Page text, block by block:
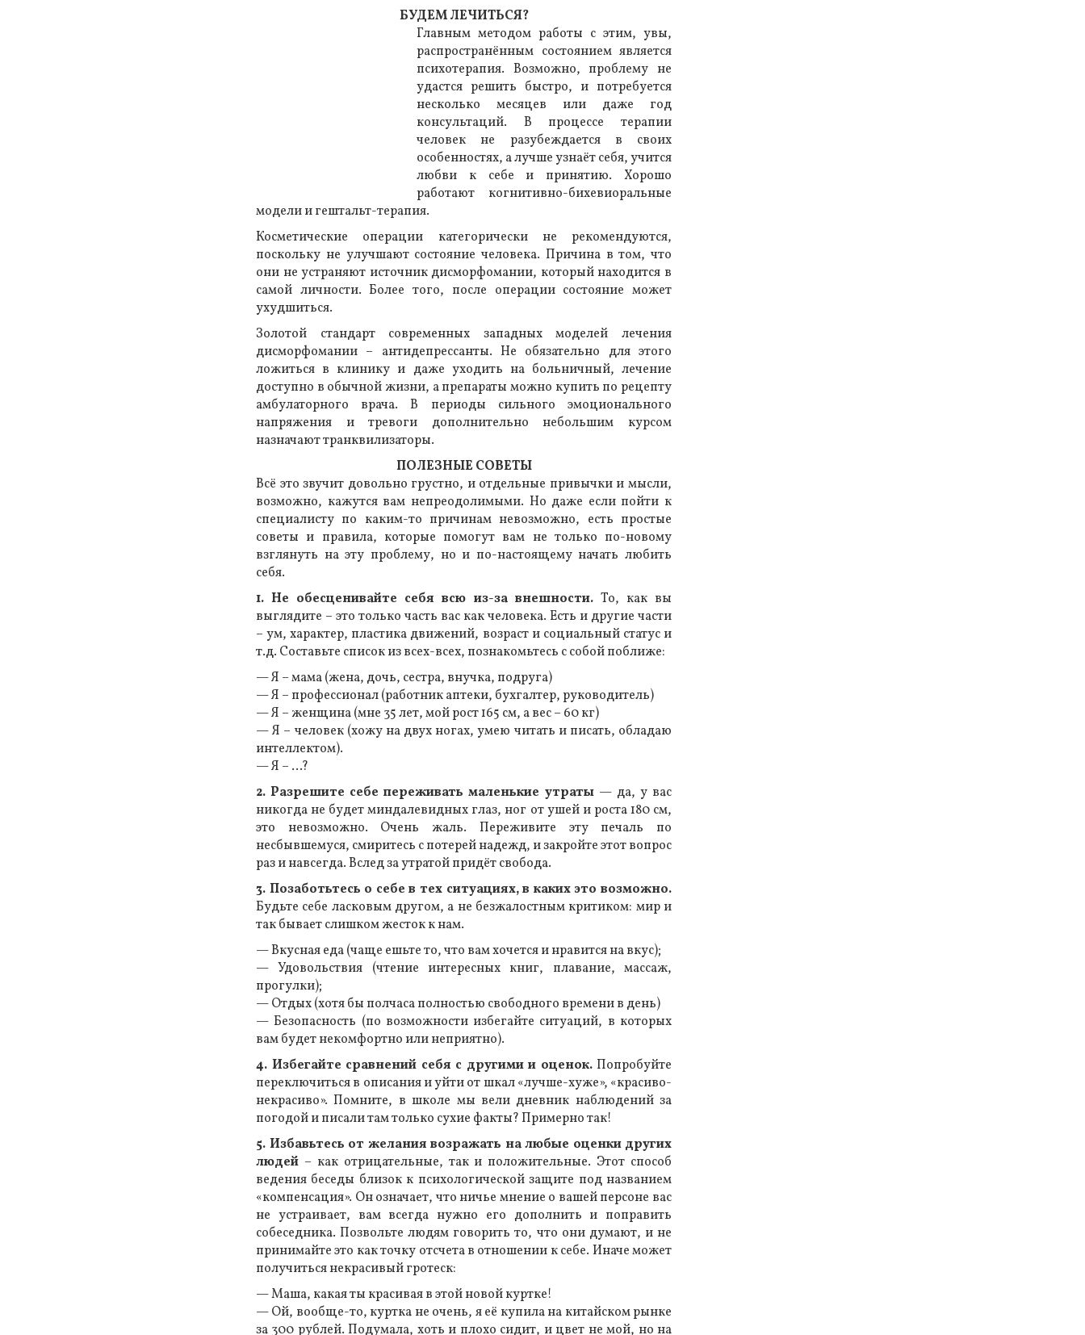
БУДЕМ ЛЕЧИТЬСЯ?
Главным методом работы с этим, увы,
распространённым состоянием является
психотерапия. Возможно, проблему не
удастся решить быстро, и потребуется
несколько месяцев или даже год
консультаций. В процессе терапии
человек не разубеждается в своих
особенностях, а лучше узнаёт себя, учится
любви к себе и принятию. Хорошо
работают когнитивно-бихевиоральные
модели и гештальт-терапия.
Косметические операции категорически не рекомендуются,
поскольку не улучшают состояние человека. Причина в том, что
они не устраняют источник дисморфомании, который находится в
самой личности. Более того, после операции состояние может
ухудшиться.
Золотой стандарт современных западных моделей лечения
дисморфомании – антидепрессанты. Не обязательно для этого
ложиться в клинику и даже уходить на больничный, лечение
доступно в обычной жизни, а препараты можно купить по рецепту
амбулаторного врача. В периоды сильного эмоционального
напряжения и тревоги дополнительно небольшим курсом
назначают транквилизаторы.
ПОЛЕЗНЫЕ СОВЕТЫ
Всё это звучит довольно грустно, и отдельные привычки и мысли,
возможно, кажутся вам непреодолимыми. Но даже если пойти к
специалисту по каким-то причинам невозможно, есть простые
советы и правила, которые помогут вам не только по-новому
взглянуть на эту проблему, но и по-настоящему начать любить
себя.
1. Не обесценивайте себя всю из-за внешности.То, как вы
выглядите – это только часть вас как человека. Есть и другие части
– ум, характер, пластика движений, возраст и социальный статус и
т.д. Составьте список из всех-всех, познакомьтесь с собой поближе:
— Я – мама (жена, дочь, сестра, внучка, подруга)
— Я – профессионал (работник аптеки, бухгалтер, руководитель)
— Я – женщина (мне 35 лет, мой рост 165 см, а вес – 60 кг)
— Я – человек (хожу на двух ногах, умею читать и писать, обладаю
интеллектом).
— Я – …?
2. Разрешите себе переживать маленькие утраты — да, у вас
никогда не будет миндалевидных глаз, ног от ушей и роста 180 см,
это невозможно. Очень жаль. Переживите эту печаль по
несбывшемуся, смиритесь с потерей надежд, и закройте этот вопрос
раз и навсегда. Вслед за утратой придёт свобода.
3. Позаботьтесь о себе в тех ситуациях, в каких это возможно.
Будьте себе ласковым другом, а не безжалостным критиком: мир и
так бывает слишком жесток к нам.
— Вкусная еда (чаще ешьте то, что вам хочется и нравится на вкус);
— Удовольствия (чтение интересных книг, плавание, массаж,
прогулки);
— Отдых (хотя бы полчаса полностью свободного времени в день)
— Безопасность (по возможности избегайте ситуаций, в которых
вам будет некомфортно или неприятно).
4. Избегайте сравнений себя с другими и оценок.Попробуйте
переключиться в описания и уйти от шкал «лучше-хуже», «красиво-
некрасиво». Помните, в школе мы вели дневник наблюдений за
погодой и писали там только сухие факты? Примерно так!
5. Избавьтесь от желания возражать на любые оценки других
людей – как отрицательные, так и положительные. Этот способ
ведения беседы близок к психологической защите под названием
«компенсация». Он означает, что ничье мнение о вашей персоне вас
не устраивает, вам всегда нужно его дополнить и поправить
собеседника. Позвольте людям говорить то, что они думают, и не
принимайте это как точку отсчета в отношении к себе. Иначе может
получиться некрасивый гротеск:
— Маша, какая ты красивая в этой новой куртке!
— Ой, вообще-то, куртка не очень, я её купила на китайском рынке
за 300 рублей. Подумала, хоть и плохо сидит, и цвет не мой, но на